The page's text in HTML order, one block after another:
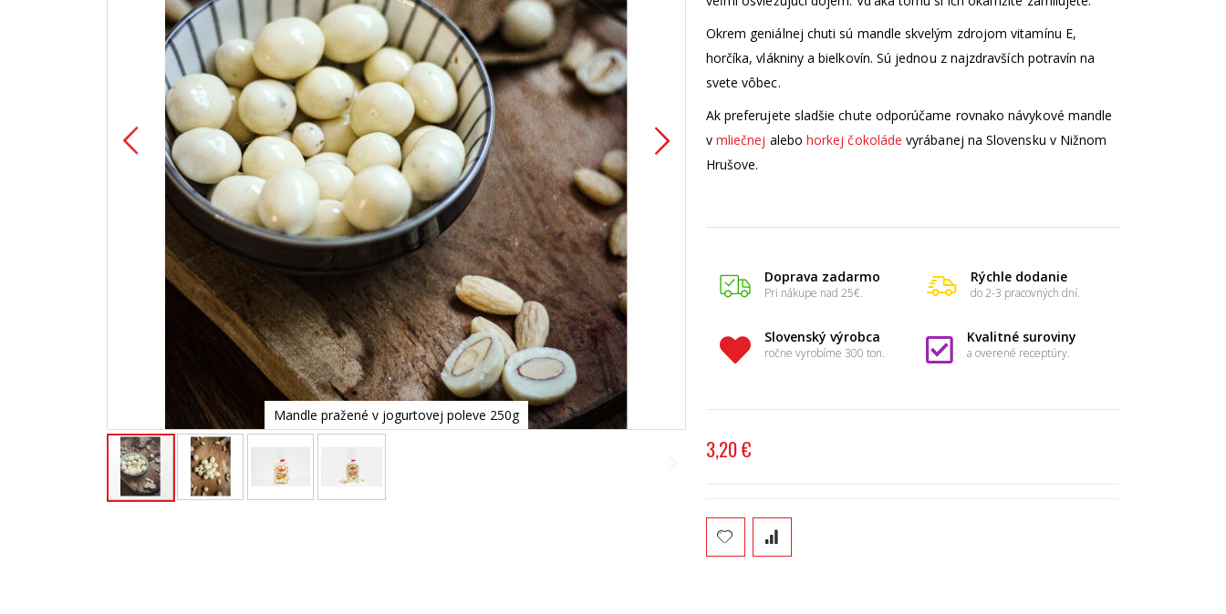
Mandle pražené v jogurtovej poleve 250g Mandle pražené v jogurtovej poleve 250g
Okrem geniálnej chuti sú mandle skvelým zdrojom vitamínu E,
horčíka, vlákniny a bielkovín. Sú jednou z najzdravších potravín na
svete vôbec.
Ak preferujete sladšie chute odporúčame rovnako návykové mandle
v mliečnej alebo horkej čokoláde vyrábanej na Slovensku v Nižnom
Hrušove.
Doprava zadarmo
Pri nákupe nad 25€.
Rýchle dodanie
do 2-3 pracovných dní.
Slovenský výrobca
ročne vyrobíme 300 ton.
Kvalitné suroviny
a overené receptúry.
3,20 €